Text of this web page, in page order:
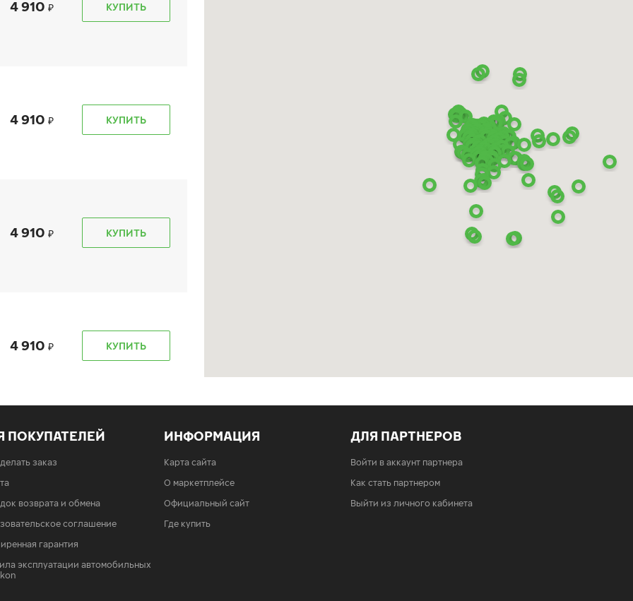
4 910 КУПИТЬ
4 910 КУПИТЬ
4 910 КУПИТЬ
4 910 КУПИТЬ
4 910
4 910 КУПИТЬ
ПОКУПАТЕЛЕЙ
заказ
возврата и обмена
соглашение
гарантия
эксплуатации автомобильных
ИНФОРМАЦИЯ
Карта сайта
О маркетплейсе
Официальный сайт
Где купить
ДЛЯ ПАРТНЕРОВ
Войти в аккаунт партнера
Как стать партнером
Выйти из личного кабинета